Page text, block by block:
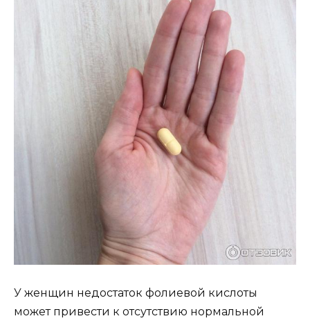
У женщин недостаток фолиевой кислоты
мoжет привести к отсутствию нормальной